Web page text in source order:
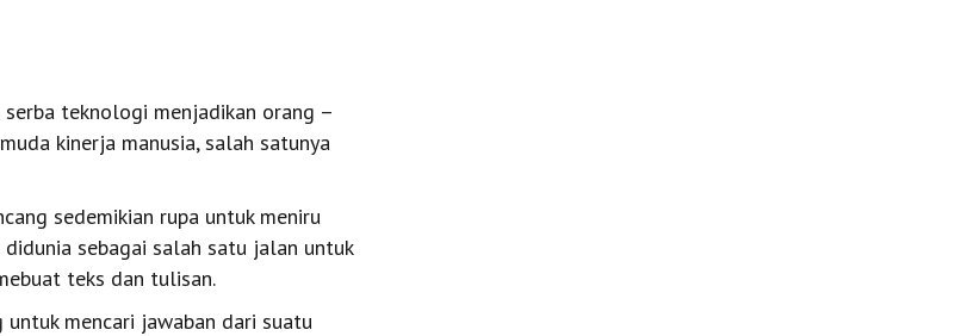
serba teknologi menjadikan orang –
kinerja manusia, salah satunya
sedemikian rupa untuk meniru
sebagai salah satu jalan untuk
teks dan tulisan.
mencari jawaban dari suatu